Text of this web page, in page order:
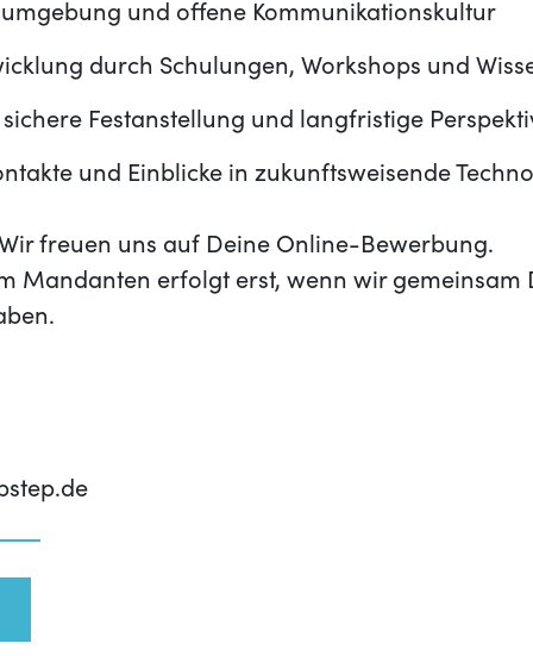
und offene Kommunikationskultur
durch Schulungen, Workshops und
Festanstellung und langfristige
und Einblicke in zukunftsweisende
freuen uns auf Deine Online-Bewerbung.
Mandanten erfolgt erst, wenn wir gemeinsam